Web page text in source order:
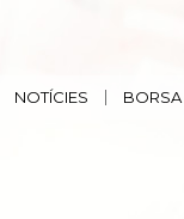
NOTÍCIES BORSA